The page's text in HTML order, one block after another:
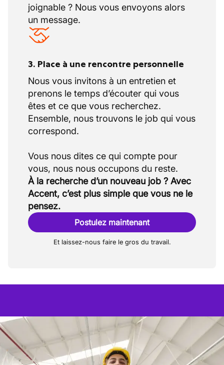
joignable ? Nous vous envoyons alors
un message.
3. Place à une rencontre personnelle
Nous vous invitons à un entretien et
prenons le temps d’écouter qui vous
êtes et ce que vous recherchez.
Ensemble, nous trouvons le job qui vous
correspond.
Vous nous dites ce qui compte pour
À la recherche d’un nouveau job ? Avec
Accent, c’est plus simple que vous ne le
pensez.
Postulez maintenant
Et laissez-nous faire le gros du travail.